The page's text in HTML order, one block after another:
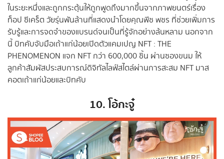
ในระยะหนึ่งและถูกกระตุ้นให้ถูกพูดถึงมากขึ้นจากภาพยนตร์เรื่อง
ท็อป ซีเคร็ต วัยรุ่นพันล้านที่แสดงนำโดยคุณพีช พชร ที่ช่วยเพิ่มการ
รับรู้และการจดจำของแบรนด์จนเป็นที่รู้จักอย่างล้นหลาม นอกจาก
นี้ บิทคับจับมือเถ้าแก่น้อยเปิดตัวแคมเปญ NFT : THE
PHENOMENON แจก NFT กว่า 600,000 ชิ้น ผ่านซองขนม ให้
ลูกค้าสัมผัสประสบการณ์ดิจิทัลไลฟ์สไตล์ผ่านการสะสม NFT มาส
คอตเถ้าแก่น้อยและบิทคับ
10. โอ้กะจู๋